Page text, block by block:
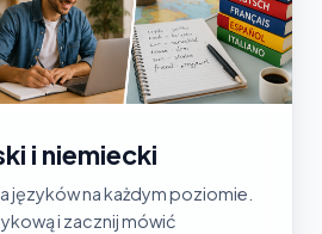
i niemiecki
języków na każdym poziomie.
i zacznij mówić